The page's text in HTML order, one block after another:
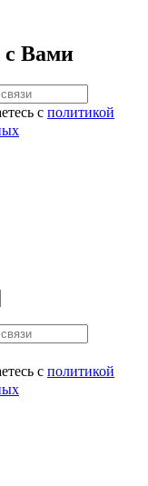
с Вами
с политикой
с политикой